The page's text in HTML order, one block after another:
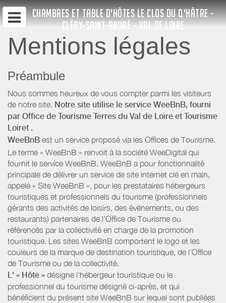
CHAMBRES ET TABLE D'HÔTES LE CLOS DU Q'HÂTRE -
CLÉRY-SAINT-ANDRÉ - VAL DE LOIRE
Mentions légales
Préambule
Nous sommes heureux de vous compter parmi les visiteurs
de notre site. Notre site utilise le service WeeBnB, fourni
par Office de Tourisme Terres du Val de Loire et Tourisme
Loiret .
WeeBnB est un service proposé via les Offices de Tourisme.
Le terme « WeeBnB » renvoit à la société WeeDigital qui
fournit le service WeeBnB. WeeBnB a pour fonctionnalité
principale de délivrer un service de site internet clé en main,
appelé « Site WeeBnB », pour les prestataires hébergeurs
touristiques et professionnels du tourisme (professionnels
gérants des activités de loisirs, des événements, ou des
restaurants) partenaires de l’Office de Tourisme ou
référencés par la collectivité en charge de la promotion
touristique. Les sites WeeBnB comportent le logo et les
couleurs de la marque de destination touristique, de l’Office
de Tourisme ou de la collectivité.
L' « Hôte » désigne l'hébergeur touristique ou le
professionnel du tourisme désigné ci-après, et qui
bénéficient du présent site WeeBnB sur lequel sont publiées